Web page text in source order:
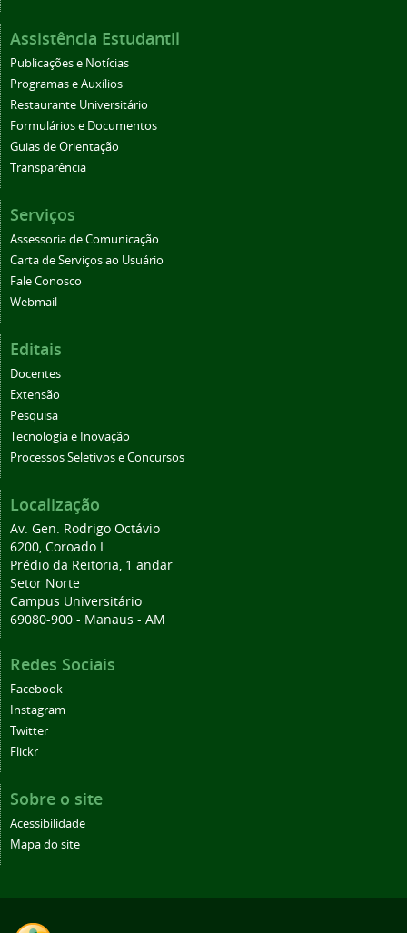
Assistência Estudantil
Publicações e Notícias
Programas e Auxílios
Restaurante Universitário
Formulários e Documentos
Guias de Orientação
Transparência
Serviços
Assessoria de Comunicação
Carta de Serviços ao Usuário
Fale Conosco
Webmail
Editais
Docentes
Extensão
Pesquisa
Tecnologia e Inovação
Processos Seletivos e Concursos
Localização
Av. Gen. Rodrigo Octávio
6200, Coroado I
Prédio da Reitoria, 1 andar
Setor Norte
Campus Universitário
69080-900 - Manaus - AM
Redes Sociais
Facebook
Instagram
Twitter
Flickr
Sobre o site
Acessibilidade
Mapa do site